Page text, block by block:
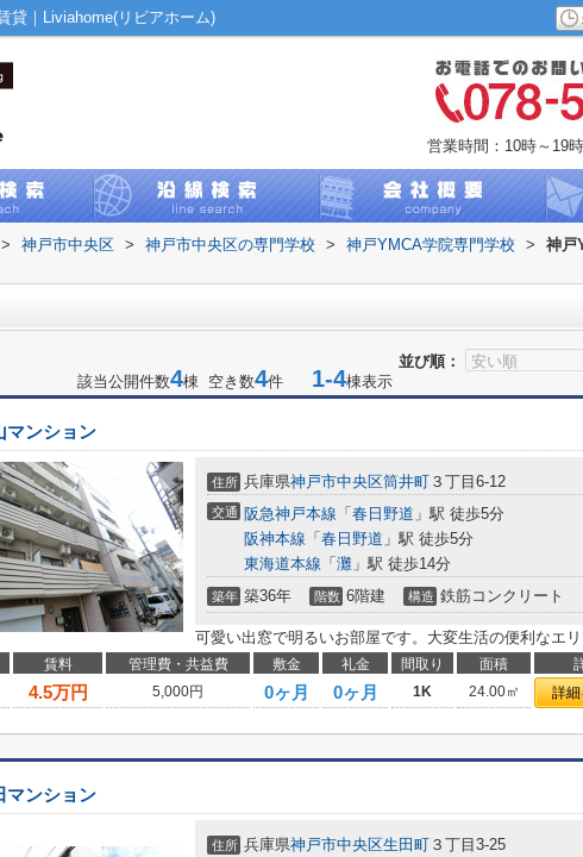
貸｜Liviahome(リビアホーム)
営業時間：10時～19
> 神戸市中央区 > 神戸市中央区の専門学校 > 神戸YMCA学院専門学校 >
神戸
並び順：
該当公開件数4棟 空き数4件 1-4棟表示
マンション
住所 兵庫県神戸市中央区筒井町 ３丁目6-12
交通 阪急神戸本線 「 春日野道 」駅 徒歩5分
阪神本線 「 春日野道 」駅 徒歩5分
東海道本線 「 灘 」駅 徒歩14分
築年 築36年 階数 6階建 構造 鉄筋コンクリート
可愛い出窓で明るいお部屋です。大変生活の便利なエリ
賃料 管理費・共益費 敷金 礼金 間取り 面積
4.5万円 5,000円 0ヶ月 0ヶ月 1K 24.00㎡ 詳
マンション
住所 兵庫県神戸市中央区生田町 ３丁目3-25